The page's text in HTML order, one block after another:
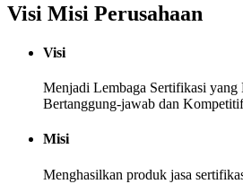
Visi Misi Perusahaan
Visi
Menjadi Lembaga Sertifikasi yang
Bertanggung-jawab dan Kompetitif
Misi
Menghasilkan produk jasa